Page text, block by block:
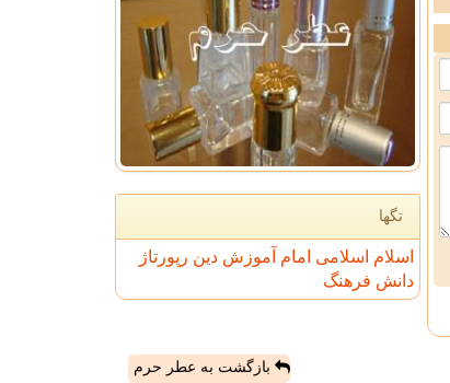
تگها
اسلام اسلامی امام آموزش دین رپورتاژ
دانش فرهنگ
بازگشت به عطر حرم